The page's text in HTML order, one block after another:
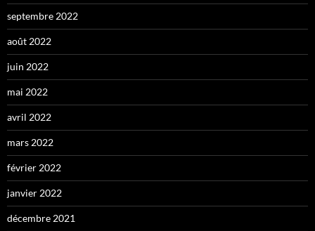
septembre 2022
août 2022
juin 2022
mai 2022
avril 2022
mars 2022
février 2022
janvier 2022
décembre 2021